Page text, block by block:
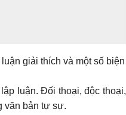
giải thích và một số biện
luận. Đối thoại, độc thoại,
văn bản tự sự.